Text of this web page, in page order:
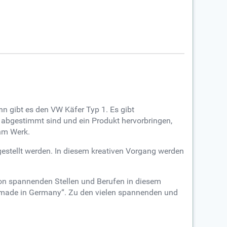
gibt es den VW Käfer Typ 1. Es gibt
sind und ein Produkt hervorbringen,
Werk.
werden. In diesem kreativen Vorgang werden
spannenden Stellen und Berufen in diesem
in Germany“. Zu den vielen spannenden und